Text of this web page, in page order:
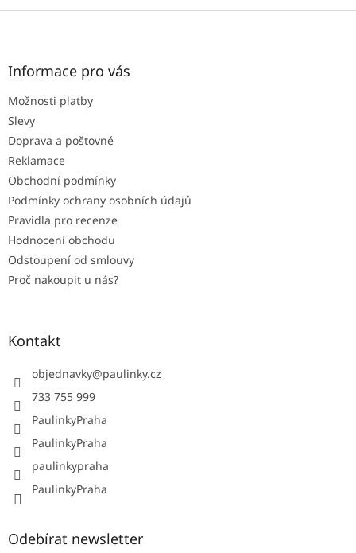
Z
Informace pro vás
Možnosti platby
Slevy
Doprava a poštovné
Reklamace
Obchodní podmínky
Podmínky ochrany osobních údajů
Pravidla pro recenze
Hodnocení obchodu
Odstoupení od smlouvy
Proč nakoupit u nás?
Kontakt
objednavky@paulinky.cz
733 755 999
PaulinkyPraha
PaulinkyPraha
paulinkypraha
PaulinkyPraha
Odebírat newsletter